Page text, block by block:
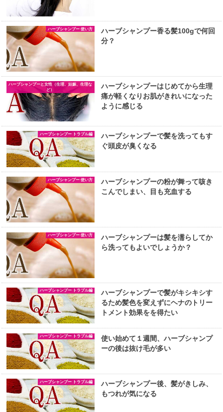
ハーブシャンプー 使い方
ハーブシャンプー香る髪100gで何回
分？
ハーブシャンプーと女性（生理、妊娠、生理な
ど）
ハーブシャンプーはじめてから生理
痛が軽くなりお肌がきれいになった
ように感じる
ハーブシャンプー トラブル編
ハーブシャンプーで髪を洗ってもす
ぐ頭皮が臭くなる
ハーブシャンプー 使い方
ハーブシャンプーの粉が舞って咳き
こんでしまい、目も充血する
ハーブシャンプー 使い方
ハーブシャンプーは髪を濡らしてか
ら洗ってもよいでしょうか？
ハーブシャンプー トラブル編
ハーブシャンプーで髪がキシキシす
るため髪色を変えずにヘナのトリー
トメント効果をを得たい
ハーブシャンプー トラブル編
使い始めて１週間、ハーブシャンプ
ーの後は抜け毛が多い
ハーブシャンプー トラブル編
ハーブシャンプー後、髪がきしみ、
もつれが気になる